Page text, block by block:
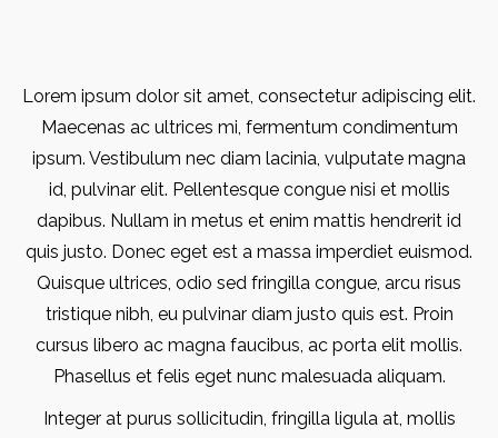
Lorem ipsum dolor sit amet, consectetur adipiscing elit.
Maecenas ac ultrices mi, fermentum condimentum
ipsum. Vestibulum nec diam lacinia, vulputate magna
id, pulvinar elit. Pellentesque congue nisi et mollis
dapibus. Nullam in metus et enim mattis hendrerit id
quis justo. Donec eget est a massa imperdiet euismod.
Quisque ultrices, odio sed fringilla congue, arcu risus
tristique nibh, eu pulvinar diam justo quis est. Proin
cursus libero ac magna faucibus, ac porta elit mollis.
Phasellus et felis eget nunc malesuada aliquam.
Integer at purus sollicitudin, fringilla ligula at, mollis